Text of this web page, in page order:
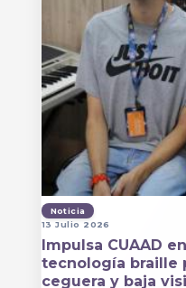
Noticia
13 Julio 2026
Impulsa CUAAD
tecnología braille
ceguera y baja